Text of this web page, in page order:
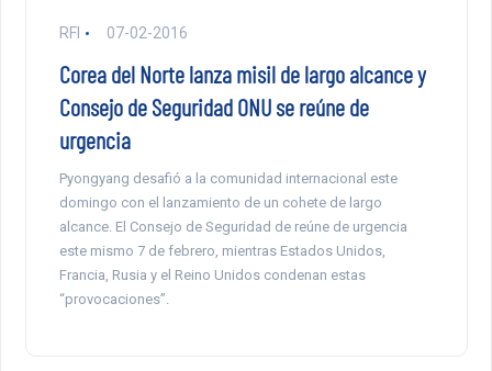
RFI 07-02-2016
Corea del Norte lanza misil de largo alcance y
Consejo de Seguridad ONU se reúne de
urgencia
Pyongyang desafió a la comunidad internacional este
domingo con el lanzamiento de un cohete de largo
alcance. El Consejo de Seguridad de reúne de urgencia
este mismo 7 de febrero, mientras Estados Unidos,
Francia, Rusia y el Reino Unidos condenan estas
“provocaciones”.